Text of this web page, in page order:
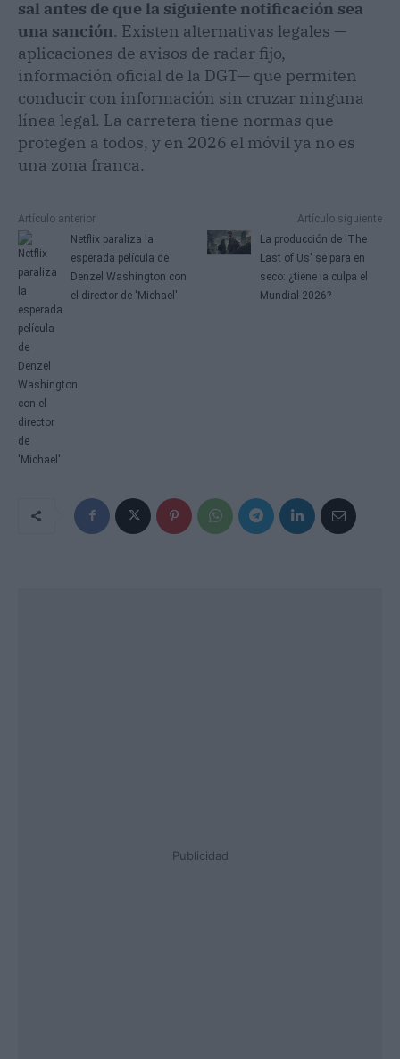
sal antes de que la siguiente notificación sea
una sanción. Existen alternativas legales —
aplicaciones de avisos de radar fijo,
información oficial de la DGT— que permiten
conducir con información sin cruzar ninguna
línea legal. La carretera tiene normas que
protegen a todos, y en 2026 el móvil ya no es
una zona franca.
Artículo anterior
Netflix paraliza la
esperada película de
Denzel Washington con
el director de 'Michael'
Artículo siguiente
La producción de 'The
Last of Us' se para en
seco: ¿tiene la culpa el
Mundial 2026?
Publicidad